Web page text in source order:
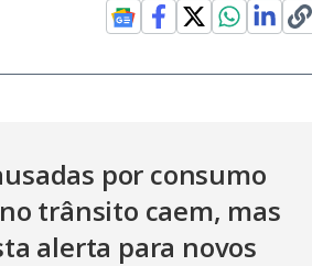
por consumo
trânsito caem, mas
alerta para novos